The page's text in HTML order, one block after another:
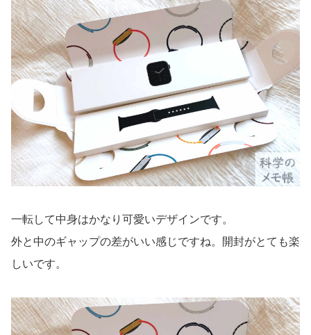
一転して中身はかなり可愛いデザインです。
外と中のギャップの差がいい感じですね。開封がとても楽
しいです。